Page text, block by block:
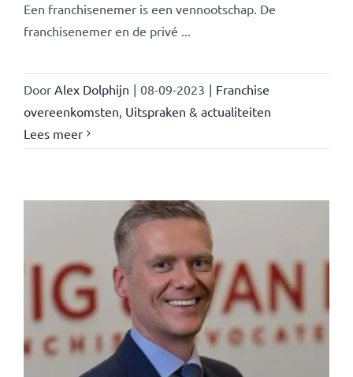
Een franchisenemer is een vennootschap. De
franchisenemer en de privé ...
Door Alex Dolphijn | 08-09-2023 | Franchise
overeenkomsten, Uitspraken & actualiteiten
Lees meer